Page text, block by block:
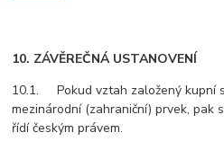
10. ZÁVĚREČNÁ USTANOVENÍ
10.1. Pokud vztah založený kupní
mezinárodní (zahraniční) prvek, pak
řídí českým právem.